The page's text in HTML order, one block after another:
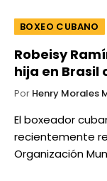
BOXEO CUBANO
Robeisy
hija en Brasil
Por Henry Morales
El boxeador
recientemente
Organización